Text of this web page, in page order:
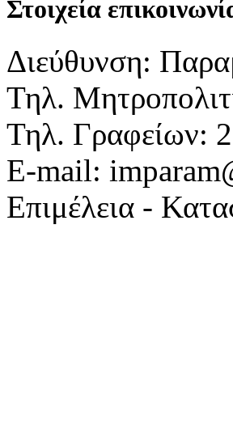
Στοιχεία
Διεύθυνση:
Τηλ.
Τηλ. Γραφείων:
E-mail:
Επιμέλεια -